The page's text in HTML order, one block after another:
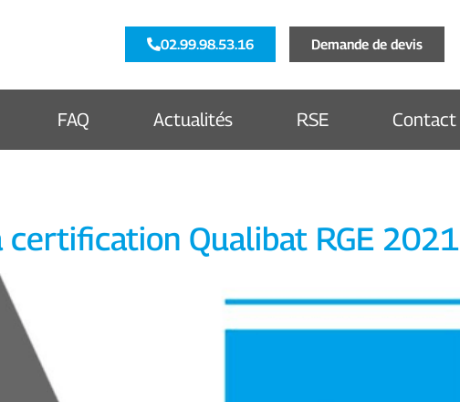
02.99.98.53.16 Demande de devis
FAQ Actualités RSE Contact
certification Qualibat RGE 2021